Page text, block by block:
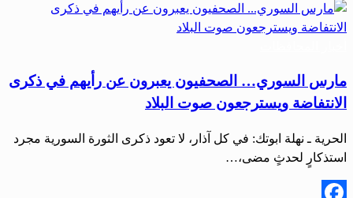
مارس السوري… الصحفيون يعبرون عن رأيهم في ذكرى
الانتفاضة ويسترجعون صوت البلاد
الحرية ـ نهلة ابوتك: في كل آذار، لا تعود ذكرى الثورة السورية مجرد
استذكارٍ لحدثٍ مضى،…